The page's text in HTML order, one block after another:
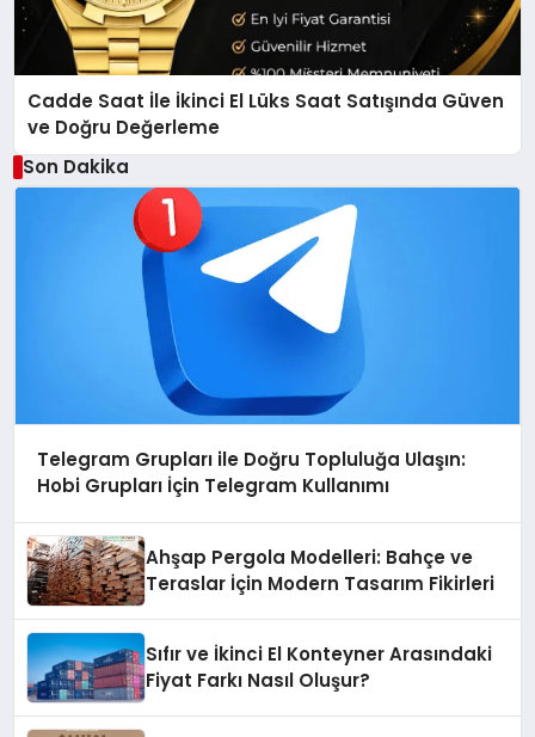
Cadde Saat İle İkinci El Lüks Saat Satışında Güven
ve Doğru Değerleme
Son Dakika
Telegram Grupları ile Doğru Topluluğa Ulaşın:
Hobi Grupları İçin Telegram Kullanımı
Ahşap Pergola Modelleri: Bahçe ve
Teraslar İçin Modern Tasarım Fikirleri
Sıfır ve İkinci El Konteyner Arasındaki
Fiyat Farkı Nasıl Oluşur?